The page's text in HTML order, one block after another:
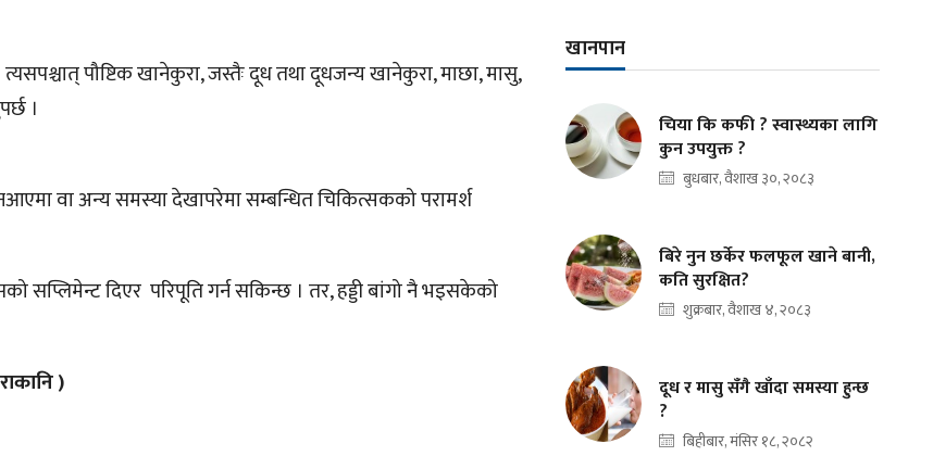
पौष्टिक खानेकुरा, जस्तैः दूध तथा दूधजन्य खानेकुरा, माछा, मासु,
।
वा अन्य समस्या देखापरेमा सम्बन्धित चिकित्सकको परामर्श
सप्लिमेन्ट दिएर परिपूति गर्न सकिन्छ । तर, हड्डी बांगो नै भइसकेको
)
खानपान
चिया कि कफी ? स्वास्थ्यका लागि
कुन उपयुक्त ?
बुधबार, वैशाख ३०, २०८३
बिरे नुन छर्केर फलफूल खाने बानी,
कति सुरक्षित?
शुक्रबार, वैशाख ४, २०८३
दूध र मासु सँगै खाँदा समस्या हुन्छ
?
बिहीबार, मंसिर १८, २०८२